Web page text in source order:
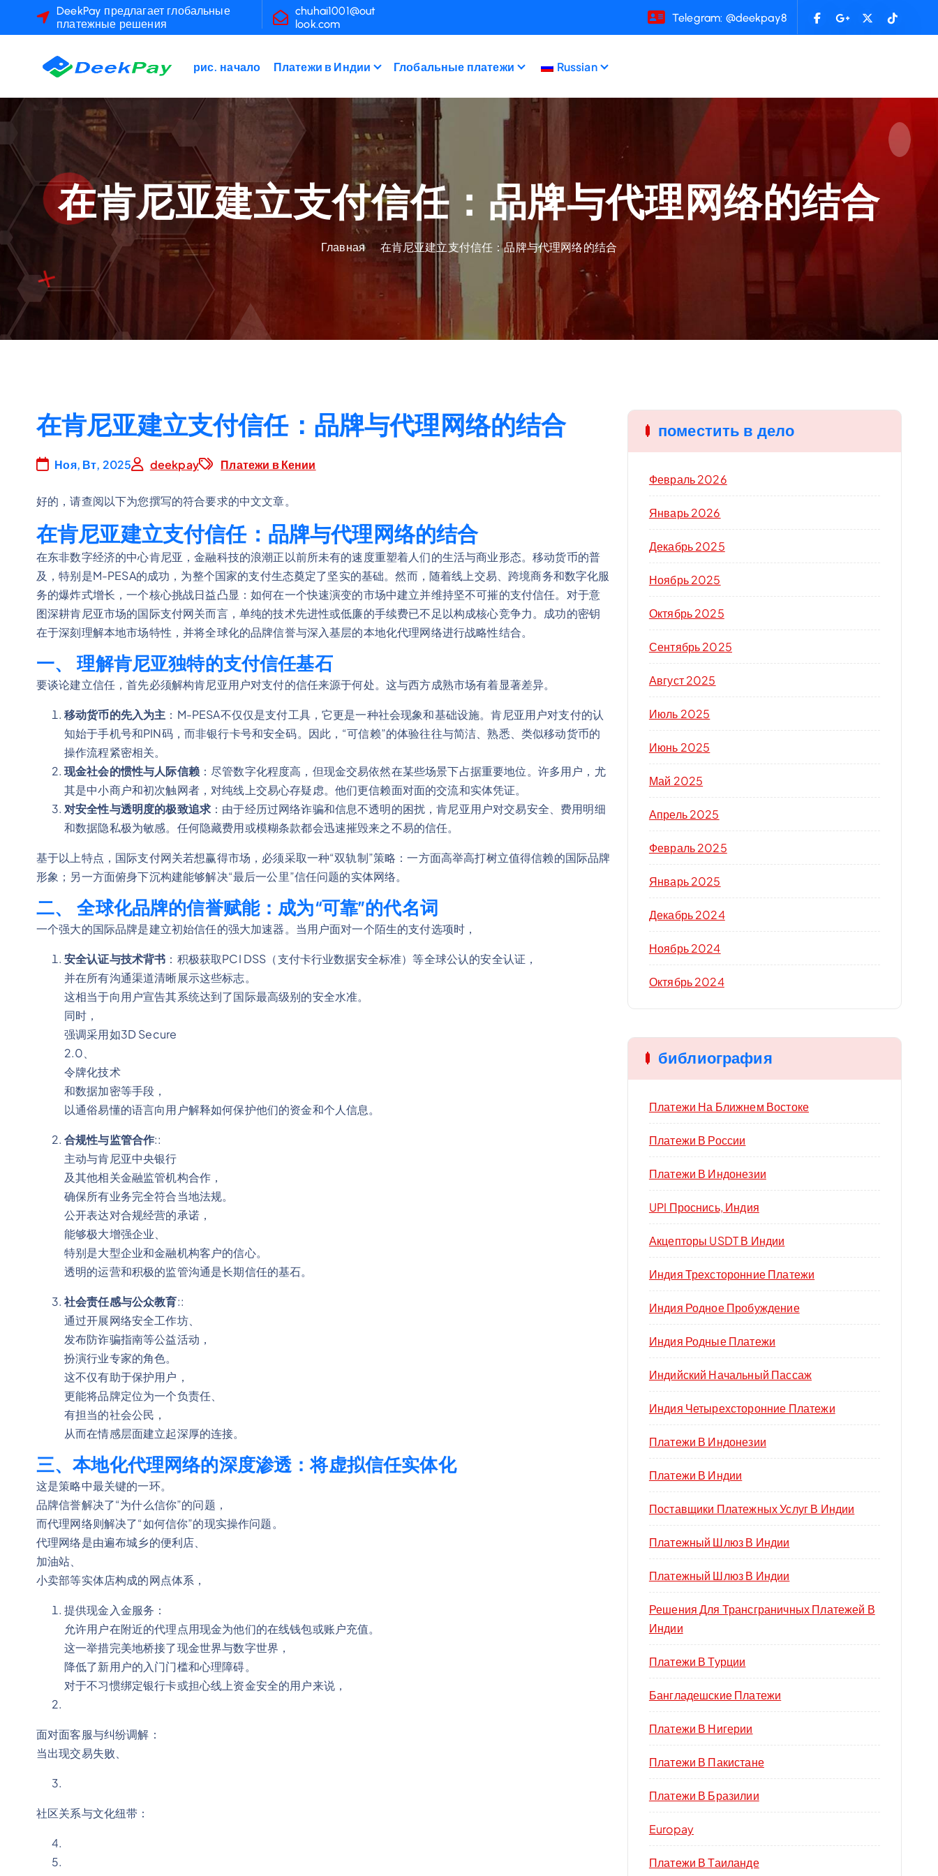
и
DeekPay предлагает глобальные
платежные решения
chuhai1001@out
look.com
Telegram: @deekpay8
рис. начало Платежи в Индии Глобальные платежи Russian
在肯尼亚建立支付信任：品牌与代理网络的结合
Главная 在肯尼亚建立支付信任：品牌与代理网络的结合
在肯尼亚建立支付信任：品牌与代理网络的结合
Ноя, Вт, 2025 deekpay Платежи в Кении
好的，请查阅以下为您撰写的符合要求的中文文章。
在肯尼亚建立支付信任：品牌与代理网络的结合
在东非数字经济的中心肯尼亚，金融科技的浪潮正以前所未有的速度重塑着人们的生活与商业形态。移动货币的普
及，特别是M-PESA的成功，为整个国家的支付生态奠定了坚实的基础。然而，随着线上交易、跨境商务和数字化服
务的爆炸式增长，一个核心挑战日益凸显：如何在一个快速演变的市场中建立并维持坚不可摧的支付信任。对于意
图深耕肯尼亚市场的国际支付网关而言，单纯的技术先进性或低廉的手续费已不足以构成核心竞争力。成功的密钥
在于深刻理解本地市场特性，并将全球化的品牌信誉与深入基层的本地化代理网络进行战略性结合。
一、 理解肯尼亚独特的支付信任基石
要谈论建立信任，首先必须解构肯尼亚用户对支付的信任来源于何处。这与西方成熟市场有着显著差异。
移动货币的先入为主 ：M-PESA不仅仅是支付工具，它更是一种社会现象和基础设施。肯尼亚用户对支付的认
知始于手机号和PIN码，而非银行卡号和安全码。因此，“可信赖”的体验往往与简洁、熟悉、类似移动货币的
操作流程紧密相关。
现金社会的惯性与人际信赖：尽管数字化程度高，但现金交易依然在某些场景下占据重要地位。许多用户，尤
其是中小商户和初次触网者，对纯线上交易心存疑虑。他们更信赖面对面的交流和实体凭证。
对安全性与透明度的极致追求 ：由于经历过网络诈骗和信息不透明的困扰，肯尼亚用户对交易安全、费用明细
和数据隐私极为敏感。任何隐藏费用或模糊条款都会迅速摧毁来之不易的信任。
基于以上特点，国际支付网关若想赢得市场，必须采取一种“双轨制”策略：一方面高举高打树立值得信赖的国际品牌
形象；另一方面俯身下沉构建能够解决“最后一公里”信任问题的实体网络。
二、 全球化品牌的信誉赋能：成为“可靠”的代名词
一个强大的国际品牌是建立初始信任的强大加速器。当用户面对一个陌生的支付选项时，
安全认证与技术背书 ：积极获取PCI DSS（支付卡行业数据安全标准）等全球公认的安全认证，
并在所有沟通渠道清晰展示这些标志。
这相当于向用户宣告其系统达到了国际最高级别的安全水准。
同时，
强调采用如3D Secure
2.0、
令牌化技术
和数据加密等手段，
以通俗易懂的语言向用户解释如何保护他们的资金和个人信息。
合规性与监管合作::
主动与肯尼亚中央银行
及其他相关金融监管机构合作，
确保所有业务完全符合当地法规。
公开表达对合规经营的承诺，
能够极大增强企业、
特别是大型企业和金融机构客户的信心。
透明的运营和积极的监管沟通是长期信任的基石。
社会责任感与公众教育::
通过开展网络安全工作坊、
发布防诈骗指南等公益活动，
扮演行业专家的角色。
这不仅有助于保护用户，
更能将品牌定位为一个负责任、
有担当的社会公民，
从而在情感层面建立起深厚的连接。
三、本地化代理网络的深度渗透：将虚拟信任实体化
这是策略中最关键的一环。
品牌信誉解决了“为什么信你”的问题，
而代理网络则解决了“如何信你”的现实操作问题。
代理网络是由遍布城乡的便利店、
加油站、
小卖部等实体店构成的网点体系，
提供现金入金服务：
允许用户在附近的代理点用现金为他们的在线钱包或账户充值。
这一举措完美地桥接了现金世界与数字世界，
降低了新用户的入门门槛和心理障碍。
对于不习惯绑定银行卡或担心线上资金安全的用户来说，
面对面客服与纠纷调解：
当出现交易失败、
社区关系与文化纽带：
поместить в дело
Февраль 2026
Январь 2026
Декабрь 2025
Ноябрь 2025
Октябрь 2025
Сентябрь 2025
Август 2025
Июль 2025
Июнь 2025
Май 2025
Апрель 2025
Февраль 2025
Январь 2025
Декабрь 2024
Ноябрь 2024
Октябрь 2024
библиография
Платежи На Ближнем Востоке
Платежи В России
Платежи В Индонезии
UPI Проснись, Индия
Акцепторы USDT В Индии
Индия Трехсторонние Платежи
Индия Родное Пробуждение
Индия Родные Платежи
Индийский Начальный Пассаж
Индия Четырехсторонние Платежи
Платежи В Индонезии
Платежи В Индии
Поставщики Платежных Услуг В Индии
Платежный Шлюз В Индии
Платежный Шлюз В Индии
Решения Для Трансграничных Платежей В
Индии
Платежи В Турции
Бангладешские Платежи
Платежи В Нигерии
Платежи В Пакистане
Платежи В Бразилии
Europay
Платежи В Таиланде